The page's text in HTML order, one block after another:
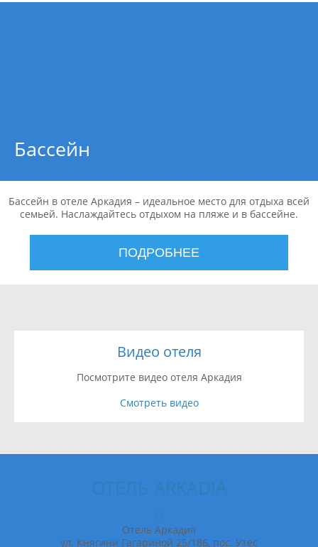
Бассейн
Бассейн в отеле Аркадия – идеальное место для отдыха всей
семьей. Наслаждайтесь отдыхом на пляже и в бассейне.
ПОДРОБНЕЕ
Видео отеля
Посмотрите видео отеля Аркадия
Смотреть видео
ОТЕЛЬ ARKADIA
Отель Аркадия
ул. Княгини Гагариной 25/186, пос. Утёс